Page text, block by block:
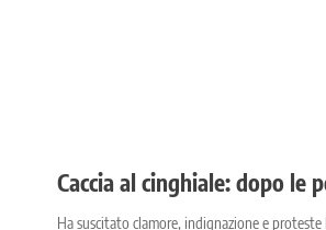
Caccia al cinghiale: dopo
Ha suscitato clamore, indignazione e